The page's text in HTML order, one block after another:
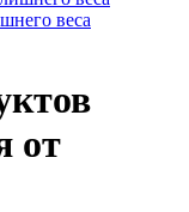
веса
от